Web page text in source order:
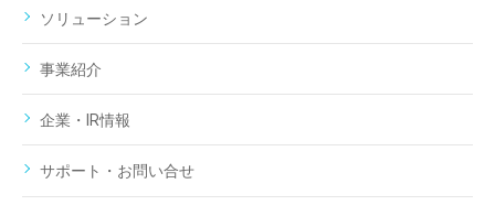
ソリューション
事業紹介
企業・IR情報
サポート・お問い合せ